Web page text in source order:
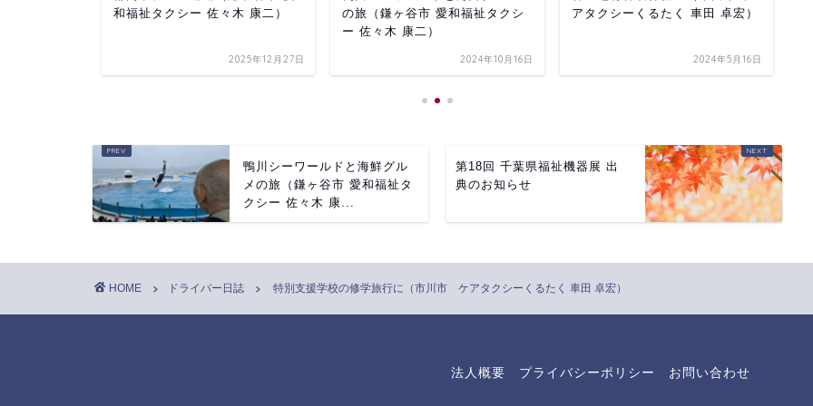
和福祉タクシー 佐々木 康二）
2025年12月27日
の旅（鎌ヶ谷市 愛和福祉タクシ
ー 佐々木 康二）
2024年10月16日
アタクシーくるたく 車田 卓宏）
2024年5月16日
鴨川シーワールドと海鮮グル
メの旅（鎌ヶ谷市 愛和福祉タ
クシー 佐々木 康...
第18回 千葉県福祉機器展 出
典のお知らせ
HOME ドライバー日誌 特別支援学校の修学旅行に（市川市 ケアタクシーくるたく 車田 卓宏）
法人概要 プライバシーポリシー お問い合わせ